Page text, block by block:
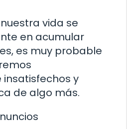
vida se
en acumular
es muy probable
y
de algo más.